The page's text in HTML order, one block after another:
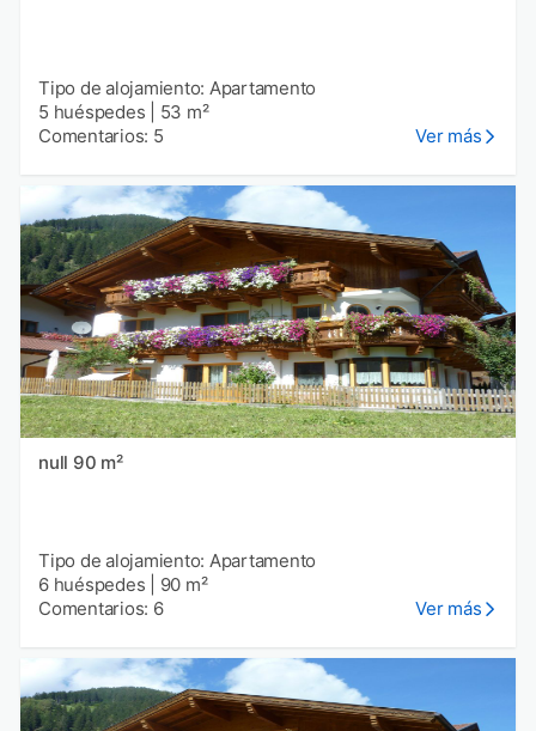
Tipo de alojamiento: Apartamento
5 huéspedes
53 m²
Comentarios: 5
Ver más
null 90 m²
Tipo de alojamiento: Apartamento
6 huéspedes
90 m²
Comentarios: 6
Ver más